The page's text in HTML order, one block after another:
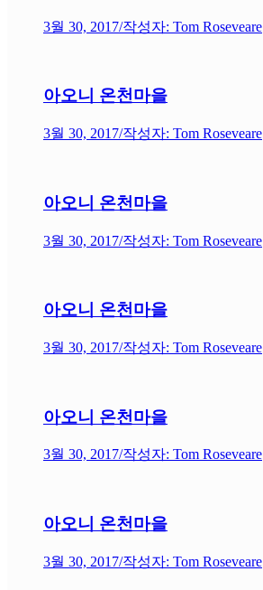
3월 30, 2017/작성자: Tom Roseveare
아오니 온천마을
3월 30, 2017/작성자: Tom Roseveare
아오니 온천마을
3월 30, 2017/작성자: Tom Roseveare
아오니 온천마을
3월 30, 2017/작성자: Tom Roseveare
아오니 온천마을
3월 30, 2017/작성자: Tom Roseveare
아오니 온천마을
3월 30, 2017/작성자: Tom Roseveare